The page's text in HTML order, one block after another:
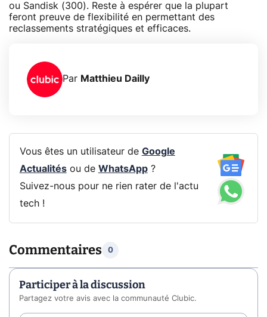
ou Sandisk (300). Reste à espérer que la plupart
feront preuve de flexibilité en permettant des
reclassements stratégiques et efficaces.
Par Matthieu Dailly
Vous êtes un utilisateur de Google
Actualitésou de WhatsApp?
Suivez-nous pour ne rien rater de l'actu
tech !
Commentaires 0
Participer à la discussion
Partagez votre avis avec la communauté Clubic.